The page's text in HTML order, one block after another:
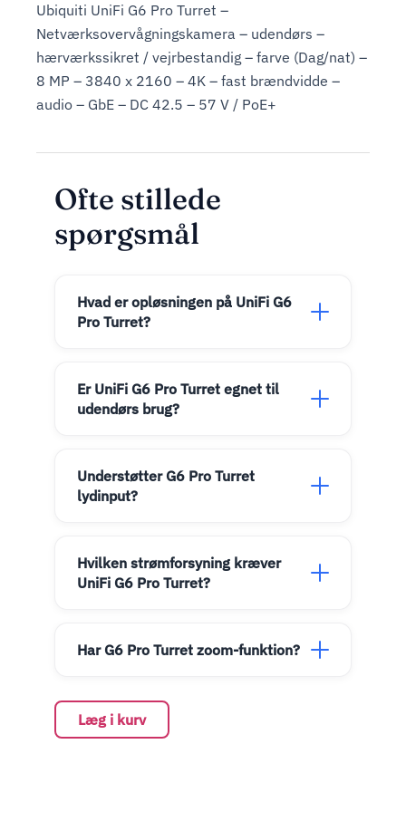
Ubiquiti UniFi G6 Pro Turret –
Netværksovervågningskamera – udendørs –
hærværkssikret / vejrbestandig – farve (Dag/nat) –
8 MP – 3840 x 2160 – 4K – fast brændvidde –
audio – GbE – DC 42.5 – 57 V / PoE+
Ofte stillede
spørgsmål
Hvad er opløsningen på UniFi G6
Pro Turret?
Er UniFi G6 Pro Turret egnet til
udendørs brug?
Understøtter G6 Pro Turret
lydinput?
Hvilken strømforsyning kræver
UniFi G6 Pro Turret?
Har G6 Pro Turret zoom-funktion?
Læg i kurv